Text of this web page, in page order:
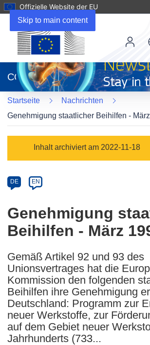
Skip to main content
Offizielle Website der EU
neuem
Fenster)
CORDIS
Startseite
Nachrichten
Genehmigung staatlicher Beihilfen -
Category
Inhalt archiviert am 2022-11-18
Article
available
the
following
languages:
DE EN
Genehmigung
Beihilfen - März
Gemäß Artikel 92 und 93 des
Unionsvertrages hat die
Kommission den folgenden
Beihilfen ihre Genehmigung
Deutschland: Programm zur
neuer Werkstoffe, zur
auf dem Gebiet neuer
Jahrhunderts (733...